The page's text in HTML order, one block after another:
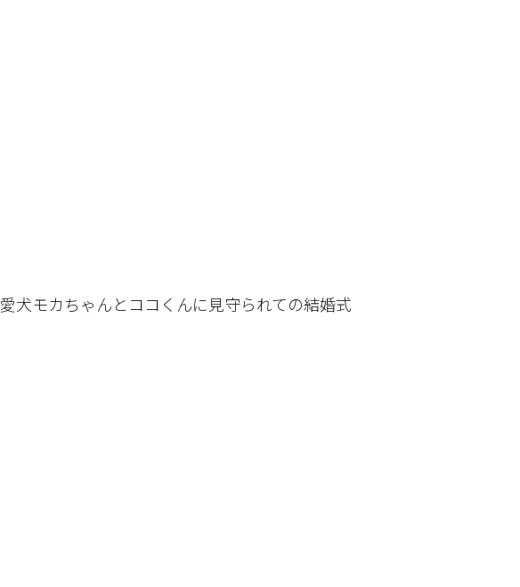
愛犬モカちゃんとココくんに見守られての結婚式